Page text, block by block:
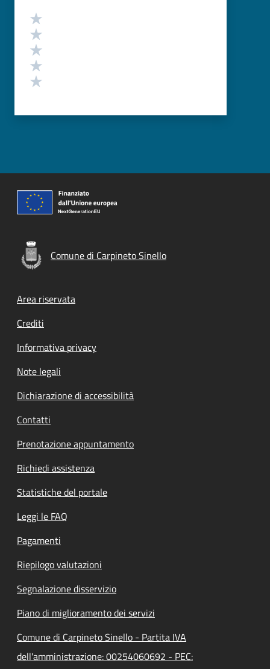
Valutazione
Comune di Carpineto Sinello
Footer menu
Area riservata
Crediti
Informativa privacy
Note legali
Dichiarazione di accessibilità
Contatti
Prenotazione appuntamento
Richiedi assistenza
Statistiche del portale
Leggi le FAQ
Pagamenti
Riepilogo valutazioni
Segnalazione disservizio
Piano di miglioramento dei servizi
Comune di Carpineto Sinello - Partita IVA
dell'amministrazione: 00254060692 - PEC: